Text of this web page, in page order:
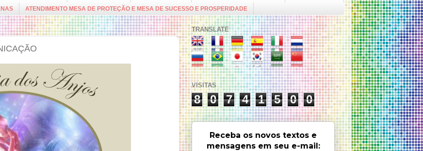
ATENDIMENTO MESA DE PROTEÇÃO E MESA DE SUCESSO E PROSPERIDADE
TRANSLATE
VISITAS
8 0 7 4 1 5 0 0
Receba os novos textos e
mensagens em seu e-mail: